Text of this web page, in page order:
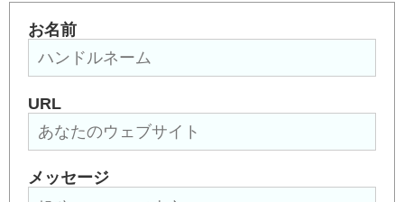
お名前
URL
メッセージ